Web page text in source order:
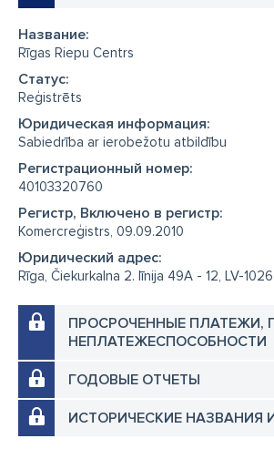
Название:
Rīgas Riepu Centrs
Cтатус:
Reģistrēts
Юридическая информация:
Sabiedrība ar ierobežotu atbildību
Регистрационный номер:
40103320760
Регистр, Включено в регистр:
Komercreģistrs, 09.09.2010
Юридический адрес:
Rīga, Čiekurkalna 2. līnija 49A - 12, LV-1026
ПРОСРОЧЕННЫЕ ПЛАТЕЖИ,
НЕПЛАТЕЖЕСПОСОБНОСТИ
ГОДОВЫЕ ОТЧЕТЫ
ИСТОРИЧЕСКИЕ НАЗВАНИЯ